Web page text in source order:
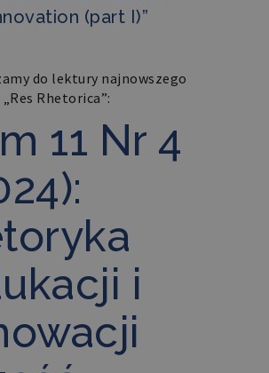
(part I)”
do lektury najnowszego
Rhetorica”:
11 Nr 4
i